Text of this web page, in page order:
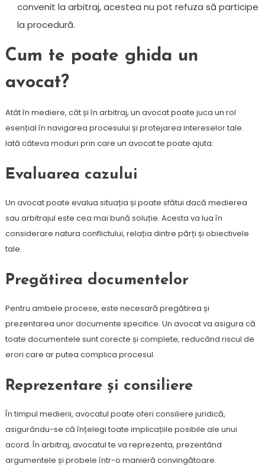
convenit la arbitraj, acestea nu pot refuza să participe
la procedură.
Cum te poate ghida un
avocat?
Atât în mediere, cât și în arbitraj, un avocat poate juca un rol
esențial în navigarea procesului și protejarea intereselor tale.
Iată câteva moduri prin care un avocat te poate ajuta:
Evaluarea cazului
Un avocat poate evalua situația și poate sfătui dacă medierea
sau arbitrajul este cea mai bună soluție. Acesta va lua în
considerare natura conflictului, relația dintre părți și obiectivele
tale.
Pregătirea documentelor
Pentru ambele procese, este necesară pregătirea și
prezentarea unor documente specifice. Un avocat va asigura că
toate documentele sunt corecte și complete, reducând riscul de
erori care ar putea complica procesul.
Reprezentare și consiliere
În timpul medierii, avocatul poate oferi consiliere juridică,
asigurându-se că înțelegi toate implicațiile posibile ale unui
acord. În arbitraj, avocatul te va reprezenta, prezentând
argumentele și probele într-o manieră convingătoare.